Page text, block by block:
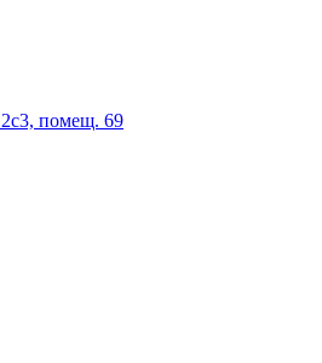
помещ. 69